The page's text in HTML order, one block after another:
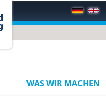
WAS WIR MACHEN